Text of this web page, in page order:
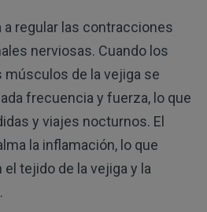
a regular las contracciones
nerviosas. Cuando los
músculos de la vejiga se
frecuencia y fuerza, lo que
y viajes nocturnos. El
la inflamación, lo que
tejido de la vejiga y la